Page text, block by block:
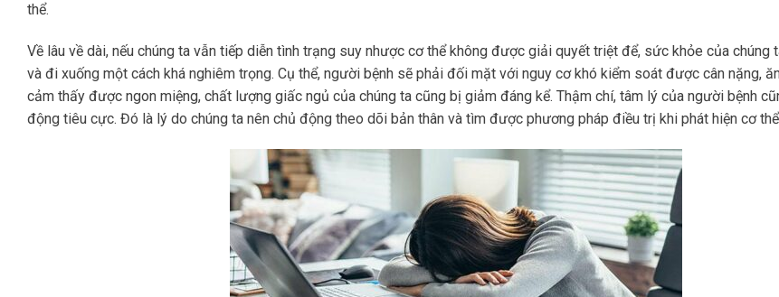
thể.
Về lâu về dài, nếu chúng ta vẫn tiếp diễn tình trạng suy nhược cơ thể không được giải quyết triệt để, sức khỏe của chúng
và đi xuống một cách khá nghiêm trọng. Cụ thể, người bệnh sẽ phải đối mặt với nguy cơ khó kiểm soát được cân nặng,
cảm thấy được ngon miệng, chất lượng giấc ngủ của chúng ta cũng bị giảm đáng kể. Thậm chí, tâm lý của người bệnh
động tiêu cực. Đó là lý do chúng ta nên chủ động theo dõi bản thân và tìm được phương pháp điều trị khi phát hiện cơ